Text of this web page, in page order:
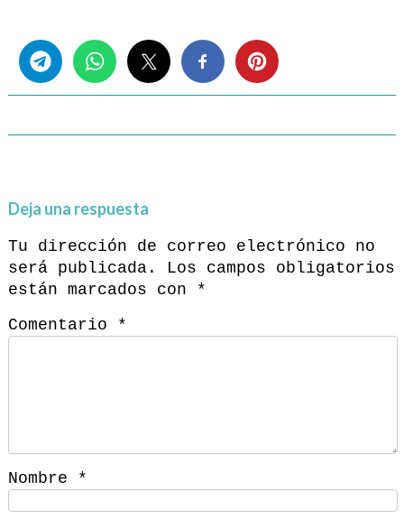
Deja una respuesta
Tu dirección de correo electrónico no
será publicada.
Los campos obligatorios
están marcados con
*
Comentario
*
Nombre *